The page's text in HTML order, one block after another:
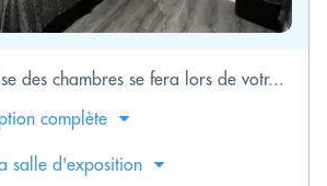
des chambres se fera lors de votr...
complète
salle d'exposition